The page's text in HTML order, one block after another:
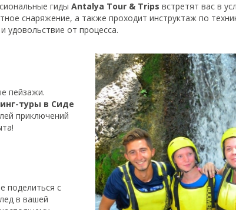
гиды Antalya Tour & Trips встретят вас в
снаряжение, а также проходит инструктаж по
удовольствие от процесса.
пейзажи.
туры в Сиде
приключений
поделиться с
в вашей